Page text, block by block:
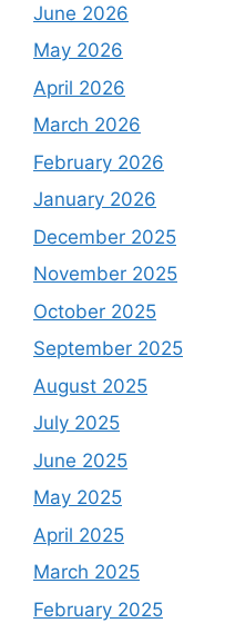
June 2026
May 2026
April 2026
March 2026
February 2026
January 2026
December 2025
November 2025
October 2025
September 2025
August 2025
July 2025
June 2025
May 2025
April 2025
March 2025
February 2025